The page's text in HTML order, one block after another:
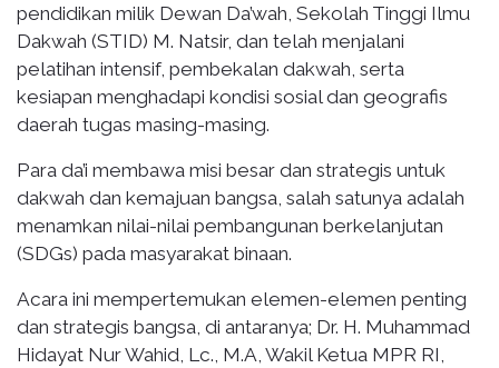
pendidikan milik Dewan Da’wah, Sekolah Tinggi Ilmu
Dakwah (STID) M. Natsir, dan telah menjalani
pelatihan intensif, pembekalan dakwah, serta
kesiapan menghadapi kondisi sosial dan geografis
daerah tugas masing-masing.
Para da’i membawa misi besar dan strategis untuk
dakwah dan kemajuan bangsa, salah satunya adalah
menamkan nilai-nilai pembangunan berkelanjutan
(SDGs) pada masyarakat binaan.
Acara ini mempertemukan elemen-elemen penting
dan strategis bangsa, di antaranya; Dr. H. Muhammad
Hidayat Nur Wahid, Lc., M.A, Wakil Ketua MPR RI,